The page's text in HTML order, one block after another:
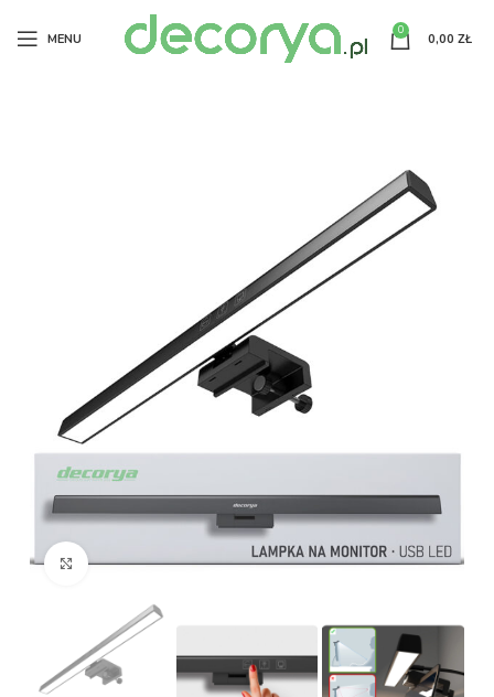
MENU
0
0,00 ZŁ
Kliknij aby powiększyć